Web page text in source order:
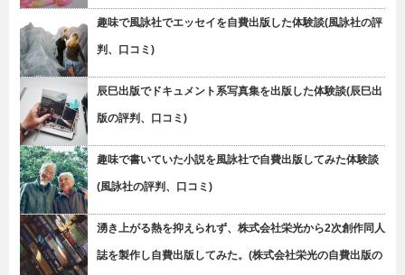
趣味で風詠社でエッセイを自費出版した体験談(風詠社の評
判、口コミ)
辰巳出版でドキュメント系写真集を出版した体験談(辰巳出
版の評判、口コミ)
趣味で書いていた小説を風詠社で自費出版してみた体験談
(風詠社の評判、口コミ)
湧き上がる熱を抑えられず、株式会社栄光から2次創作同人
誌を製作し自費出版してみた。(株式会社栄光の自費出版の